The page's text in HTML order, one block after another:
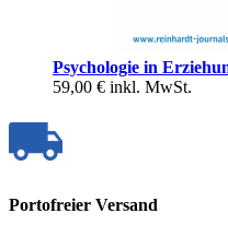
Psychologie in
59,00 € inkl. MwSt.
Portofreier Versand